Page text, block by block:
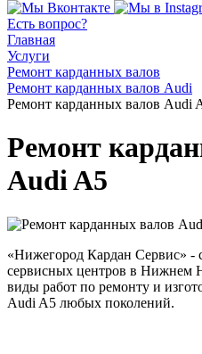
Есть вопрос?
Главная
Услуги
Ремонт карданных валов
Ремонт карданных валов Audi
Ремонт карданных валов Audi
Ремонт
Audi A5
«Нижегород Кардан Сервис» -
сервисных центров в Нижнем
виды работ по ремонту и
Audi A5 любых поколений.